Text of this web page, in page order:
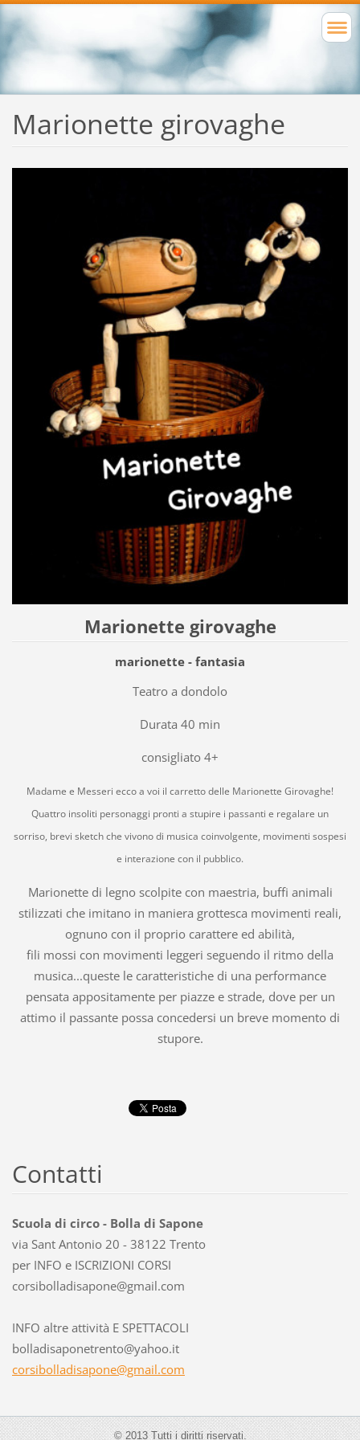
Marionette girovaghe
Marionette girovaghe
marionette - fantasia
Teatro a dondolo
Durata 40 min
consigliato 4+
Madame e Messeri ecco a voi il carretto delle Marionette Girovaghe!
Quattro insoliti personaggi pronti a stupire i passanti e regalare un
sorriso, brevi sketch che vivono di musica coinvolgente, movimenti sospesi
e interazione con il pubblico.
Marionette di legno scolpite con maestria, buffi animali
stilizzati che imitano in maniera grottesca movimenti reali,
ognuno con il proprio carattere ed abilità,
fili mossi con movimenti leggeri seguendo il ritmo della
musica...queste le caratteristiche di una performance
pensata appositamente per piazze e strade, dove per un
attimo il passante possa concedersi un breve momento di
stupore.
Contatti
Scuola di circo - Bolla di Sapone
via Sant Antonio 20 - 38122 Trento
per INFO e ISCRIZIONI CORSI
corsibolladisapone@gmail.com
INFO altre attività E SPETTACOLI
bolladisaponetrento@yahoo.it
corsibolladisapone@gmail.com
© 2013 Tutti i diritti riservati.